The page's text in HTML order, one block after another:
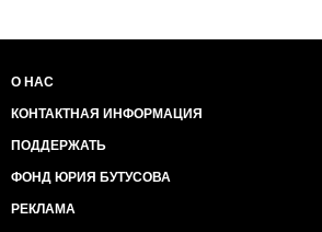
О НАС
КОНТАКТНАЯ ИНФОРМАЦИЯ
ПОДДЕРЖАТЬ
ФОНД ЮРИЯ БУТУСОВА
РЕКЛАМА